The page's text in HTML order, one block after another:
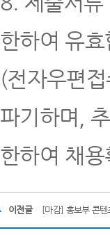
한하여 유
(전자우편
파기하며 ,
한하여 채
이전글 [마감] 홍보부 콘